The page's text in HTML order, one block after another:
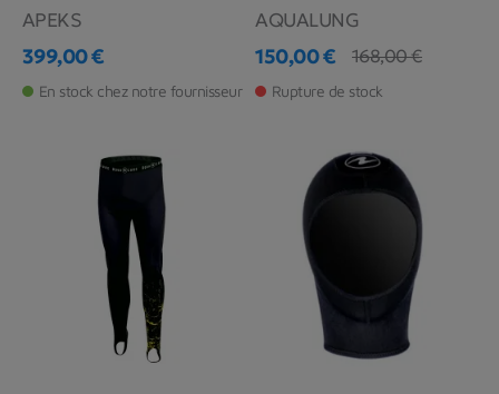
APEKS
Prix
399,00 €
En stock chez notre fournisseur
AQUALUNG
Prix
150,00 €
Prix de base
168,00 €
Rupture de stock